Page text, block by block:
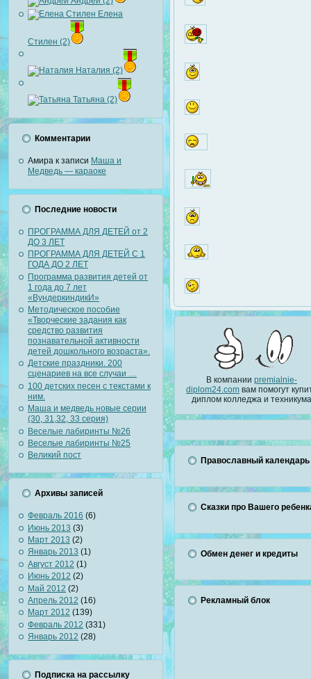
Елена
Стилен (2)
Наталия (2)
Татьяна (2)
Комментарии
Амира к записи Маша и
Медведь — караоке
Последние новости
ПРОГРАММА ДЛЯ ДЕТЕЙ от 2
ДО 3 ЛЕТ
ПРОГРАММА ДЛЯ ДЕТЕЙ С 1
ГОДА ДО 2 ЛЕТ
Программа развития детей от
1 года до 7 лет
«ВундеркиндикИ»
Методическое пособие
«Творческие задания как
средство развития
познавательной активности
детей дошкольного возраста».
Детские праздники. 200
сценариев на все случаи …
100 детских песен с текстами к
ним.
Маша и медведь новые серии
(30, 31,32, 33 серия)
Веселые лабиринты №26
Веселые лабиринты №25
Великий пост
Архивы записей
Февраль 2016 (6)
Июнь 2013 (3)
Март 2013 (2)
Январь 2013 (1)
Август 2012 (1)
Июнь 2012 (2)
Май 2012 (2)
Апрель 2012 (16)
Март 2012 (139)
Февраль 2012 (331)
Январь 2012 (28)
Подписка на рассылку
В компании premialnie-
diplom24.com вам помогут
диплом колледжа и техникума
Православный календарь
Сказки про Вашего
Обмен денег и кредиты
Рекламный блок